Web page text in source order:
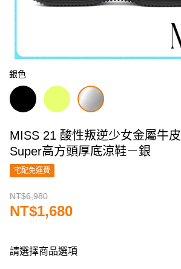
銀色
MISS 21 酸性叛逆少女金屬牛
Super高方頭厚底涼鞋－銀
宅配免運費
NT$6,980
NT$1,680
請選擇商品選項